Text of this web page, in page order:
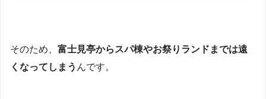
そのため、 富士見亭からスパ棟やお祭りランドまでは遠
くなってしまう んです。